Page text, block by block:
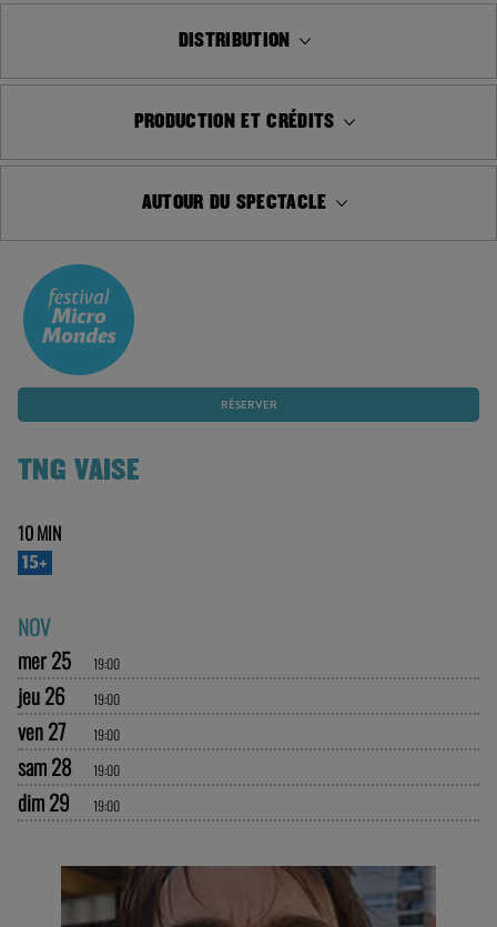
DISTRIBUTION
PRODUCTION ET CRÉDITS
AUTOUR DU SPECTACLE
RÉSERVER
TNG VAISE
10 MIN
15+
NOV
mer 25
19:00
jeu 26 19:00
ven 27 19:00
sam 28 19:00
dim 29 19:00